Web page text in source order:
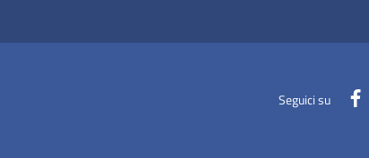
Seguici su